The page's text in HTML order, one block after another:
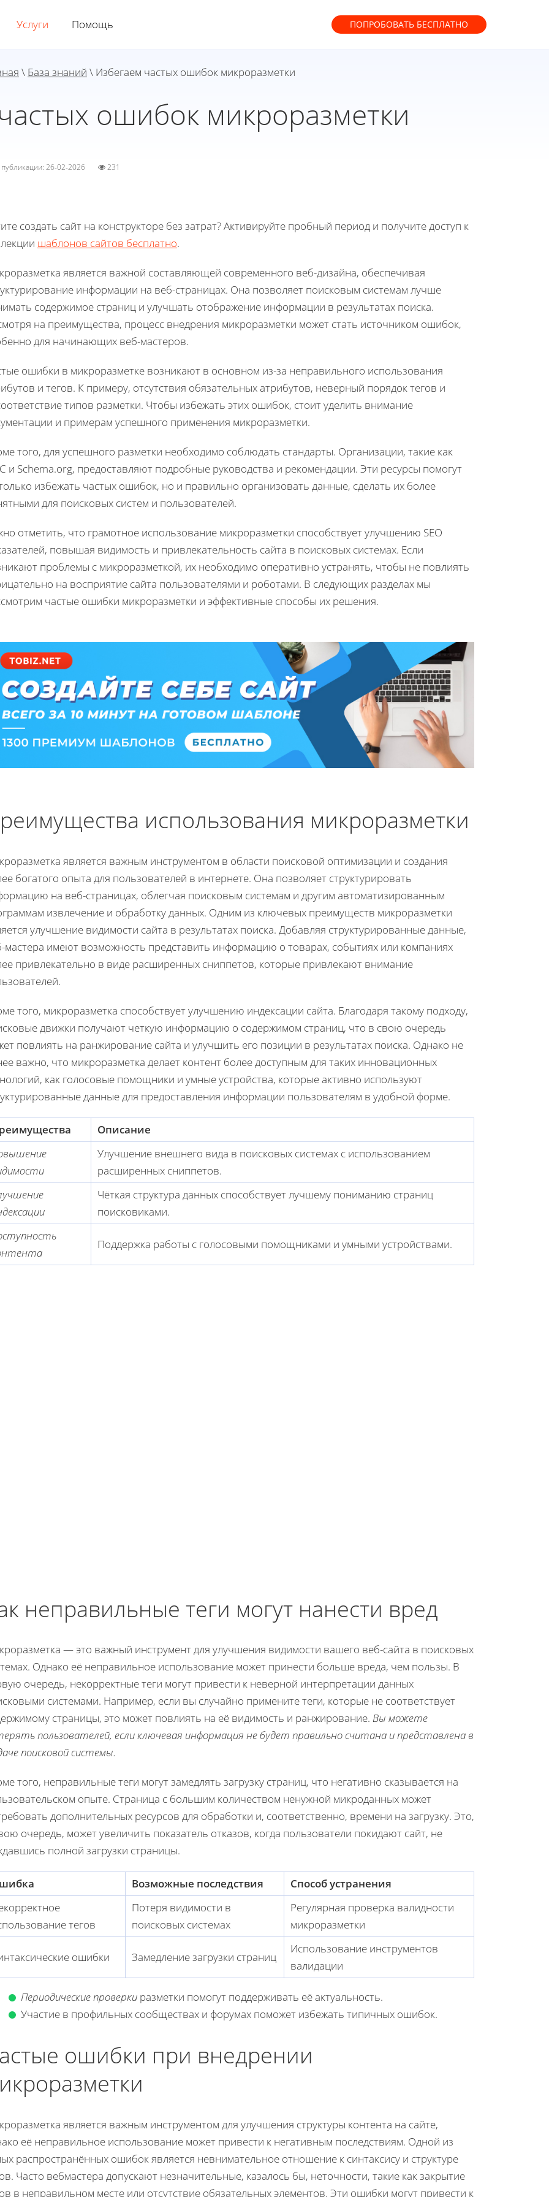
Услуги Помощь ПОПРОБОВАТЬ БЕСПЛАТНО
\ База знаний \ Избегаем частых ошибок микроразметки
ошибок микроразметки
публикации: 26-02-2026 231
создать сайт на конструкторе без затрат? Активируйте пробный период и получите доступ к
шаблонов сайтов бесплатно.
является важной составляющей современного веб-дизайна, обеспечивая
информации на веб-страницах. Она позволяет поисковым системам лучше
содержимое страниц и улучшать отображение информации в результатах поиска.
на преимущества, процесс внедрения микроразметки может стать источником ошибок,
для начинающих веб-мастеров.
ошибки в микроразметке возникают в основном из-за неправильного использования
и тегов. К примеру, отсутствия обязательных атрибутов, неверный порядок тегов и
типов разметки. Чтобы избежать этих ошибок, стоит уделить внимание
и примерам успешного применения микроразметки.
того, для успешного разметки необходимо соблюдать стандарты. Организации, такие как
и Schema.org, предоставляют подробные руководства и рекомендации. Эти ресурсы помогут
избежать частых ошибок, но и правильно организовать данные, сделать их более
для поисковых систем и пользователей.
отметить, что грамотное использование микроразметки способствует улучшению SEO
повышая видимость и привлекательность сайта в поисковых системах. Если
проблемы с микроразметкой, их необходимо оперативно устранять, чтобы не повлиять
на восприятие сайта пользователями и роботами. В следующих разделах мы
частые ошибки микроразметки и эффективные способы их решения.
использования микроразметки
является важным инструментом в области поисковой оптимизации и создания
богатого опыта для пользователей в интернете. Она позволяет структурировать
на веб-страницах, облегчая поисковым системам и другим автоматизированным
извлечение и обработку данных. Одним из ключевых преимуществ микроразметки
улучшение видимости сайта в результатах поиска. Добавляя структурированные данные,
мастера имеют возможность представить информацию о товарах, событиях или компаниях
привлекательно в виде расширенных сниппетов, которые привлекают внимание
того, микроразметка способствует улучшению индексации сайта. Благодаря такому подходу,
движки получают четкую информацию о содержимом страниц, что в свою очередь
повлиять на ранжирование сайта и улучшить его позиции в результатах поиска. Однако не
важно, что микроразметка делает контент более доступным для таких инновационных
как голосовые помощники и умные устройства, которые активно используют
данные для предоставления информации пользователям в удобной форме.
Описание
Улучшение внешнего вида в поисковых системах с использованием
расширенных сниппетов.
Чёткая структура данных способствует лучшему пониманию страниц
поисковиками.
Поддержка работы с голосовыми помощниками и умными устройствами.
неправильные теги могут нанести вред
— это важный инструмент для улучшения видимости вашего веб-сайта в поисковых
Однако её неправильное использование может принести больше вреда, чем пользы. В
очередь, некорректные теги могут привести к неверной интерпретации данных
системами. Например, если вы случайно примените теги, которые не соответствует
страницы, это может повлиять на её видимость и ранжирование. Вы можете
пользователей, если ключевая информация не будет правильно считана и представлена в
поисковой системы.
того, неправильные теги могут замедлять загрузку страниц, что негативно сказывается на
опыте. Страница с большим количеством ненужной микроданных может
дополнительных ресурсов для обработки и, соответственно, времени на загрузку. Это,
очередь, может увеличить показатель отказов, когда пользователи покидают сайт, не
полной загрузки страницы.
Возможные последствия
Способ устранения
тегов
Потеря видимости в
поисковых системах
Регулярная проверка валидности
микроразметки
ошибки Замедление загрузки страниц
Использование инструментов
валидации
Периодические проверки разметки помогут поддерживать её актуальность.
Участие в профильных сообществах и форумах поможет избежать типичных ошибок.
ошибки при внедрении
является важным инструментом для улучшения структуры контента на сайте,
её неправильное использование может привести к негативным последствиям. Одной из
распространённых ошибок является невнимательное отношение к синтаксису и структуре
Часто вебмастера допускают незначительные, казалось бы, неточности, такие как закрытие
в неправильном месте или отсутствие обязательных элементов. Эти ошибки могут привести к